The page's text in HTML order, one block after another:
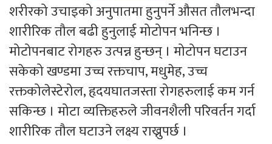
शरीरको उचाइको अनुपातमा हुनुपर्ने औसत तौलभन्दा
शारीरिक तौल बढी हुनुलाई मोटोपन भनिन्छ ।
मोटोपनबाट रोगहरु उत्पन्न हुन्छन् । मोटोपन घटाउन
सकेको खण्डमा उच्च रक्तचाप, मधुमेह, उच्च
रक्तकोलेस्टेरोल, हृदयघातजस्ता रोगहरुलाई कम गर्न
सकिन्छ । मोटा व्यक्तिहरुले जीवनशैली परिवर्तन गर्दा
शारीरिक तौल घटाउने लक्ष्य राख्नुपर्छ ।